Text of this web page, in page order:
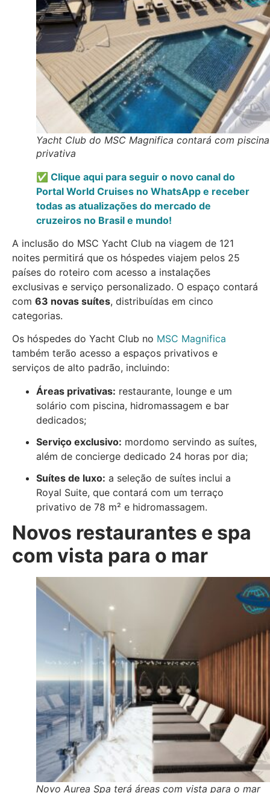
Yacht Club do MSC Magnifica contará com piscina
privativa
✅ Clique aqui para seguir o novo canal do
Portal World Cruises no WhatsApp e receber
todas as atualizações do mercado de
cruzeiros no Brasil e mundo!
A inclusão do MSC Yacht Club na viagem de 121
noites permitirá que os hóspedes viajem pelos 25
países do roteiro com acesso a instalações
exclusivas e serviço personalizado. O espaço contará
com 63 novas suítes, distribuídas em cinco
categorias.
Os hóspedes do Yacht Club no MSC Magnifica
também terão acesso a espaços privativos e
serviços de alto padrão, incluindo:
Áreas privativas: restaurante, lounge e um
solário com piscina, hidromassagem e bar
dedicados;
Serviço exclusivo: mordomo servindo as suítes,
além de concierge dedicado 24 horas por dia;
Suítes de luxo: a seleção de suítes inclui a
Royal Suite, que contará com um terraço
privativo de 78 m² e hidromassagem.
Novos restaurantes e spa
com vista para o mar
Novo Aurea Spa terá áreas com vista para o mar